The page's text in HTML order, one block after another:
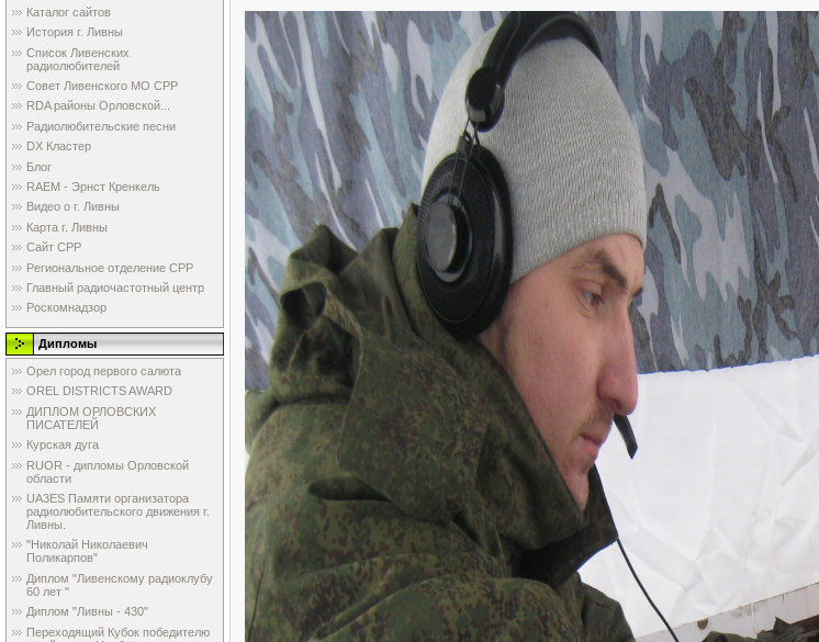
Каталог сайтов
История г. Ливны
Список Ливенских
радиолюбителей
Совет Ливенского МО СРР
RDA районы Орловской...
Радиолюбительские песни
DX Кластер
Блог
RAEM - Эрнст Кренкель
Видео о г. Ливны
Карта г. Ливны
Сайт СРР
Региональное отделение СРР
Главный радиочастотный центр
Роскомнадзор
Дипломы
Орел город первого салюта
OREL DISTRICTS AWARD
ДИПЛОМ ОРЛОВСКИХ
ПИСАТЕЛЕЙ
Курская дуга
RUOR - дипломы Орловской
области
UA3ES Памяти организатора
радиолюбительского движения г.
Ливны.
"Николай Николаевич
Поликарпов"
Диплом "Ливенскому радиоклубу
60 лет "
Диплом "Ливны - 430"
Переходящий Кубок победителю